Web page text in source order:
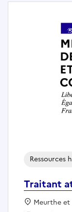
Traitant
Ressources
Meurthe et